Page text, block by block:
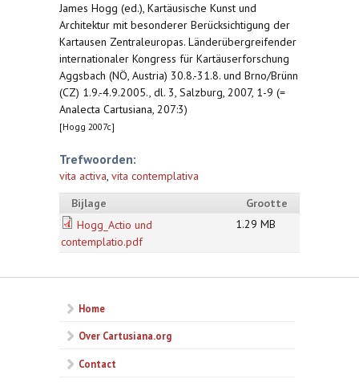
James Hogg (ed.), Kartäusische Kunst und
Architektur mit besonderer Berücksichtigung der
Kartausen Zentraleuropas. Länderübergreifender
internationaler Kongress für Kartäuserforschung
Aggsbach (NÖ, Austria) 30.8.-31.8. und Brno/Brünn
(CZ) 1.9.-4.9.2005., dl. 3, Salzburg, 2007, 1-9 (=
Analecta Cartusiana, 207:3)
[Hogg 2007c]
Trefwoorden:
vita activa, vita contemplativa
Bijlage
Grootte
Hogg_Actio und
contemplatio.pdf
1.29 MB
Home
Over Cartusiana.org
Contact